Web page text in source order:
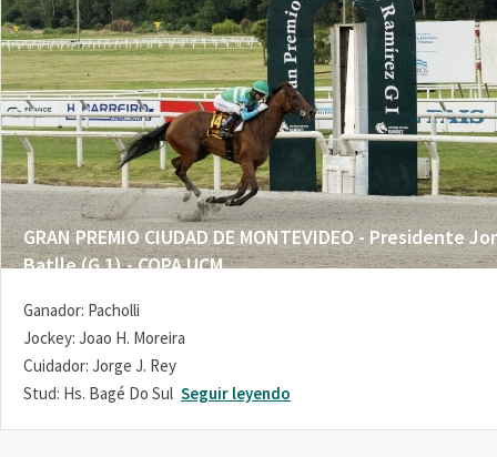
GRAN PREMIO CIUDAD DE MONTEVIDEO - Presidente
Batlle (G 1) - COPA UCM
Ganador: Pacholli
Jockey: Joao H. Moreira
Cuidador: Jorge J. Rey
Stud: Hs. Bagé Do Sul Seguir leyendo